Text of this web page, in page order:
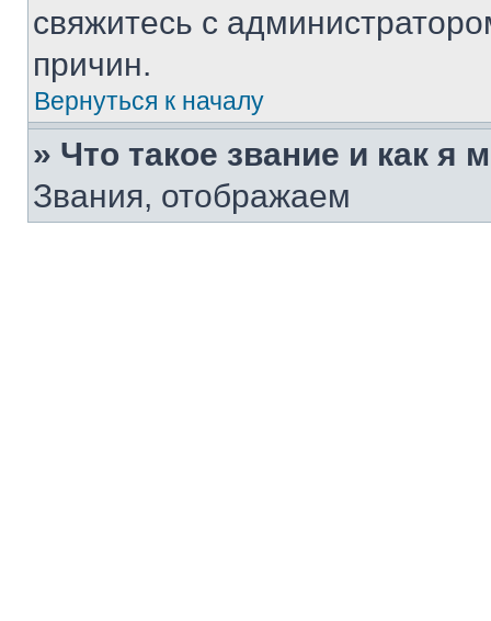
свяжитесь с
причин.
Вернуться к началу
» Что такое звание и как я
Звания, отображаем